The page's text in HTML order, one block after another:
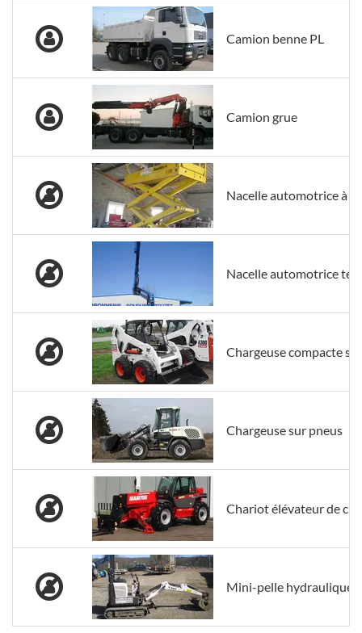
Camion benne PL
Camion grue
Nacelle automotrice à
Nacelle automotrice
Chargeuse compacte
Chargeuse sur pneus
Chariot élévateur de
Mini-pelle hydraulique